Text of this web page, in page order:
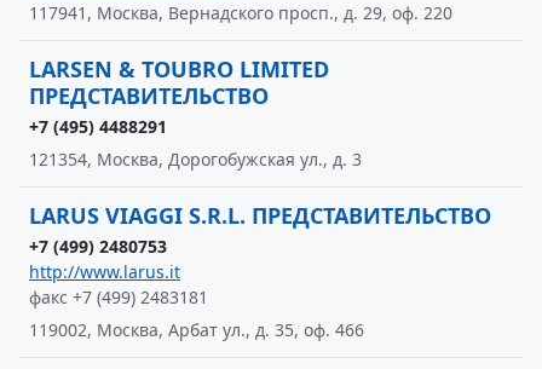
117941, Москва, Вернадского просп., д. 29, оф. 220
LARSEN & TOUBRO LIMITED
ПРЕДСТАВИТЕЛЬСТВО
+7 (495) 4488291
121354, Москва, Дорогобужская ул., д. 3
LARUS VIAGGI S.R.L. ПРЕДСТАВИТЕЛЬСТВО
+7 (499) 2480753
http://www.larus.it
факс +7 (499) 2483181
119002, Москва, Арбат ул., д. 35, оф. 466